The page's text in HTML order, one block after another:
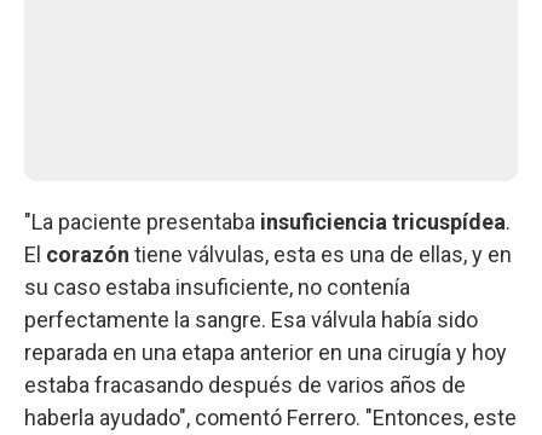
"La paciente presentaba insuficiencia tricuspídea.
El corazón tiene válvulas, esta es una de ellas, y en
su caso estaba insuficiente, no contenía
perfectamente la sangre. Esa válvula había sido
reparada en una etapa anterior en una cirugía y hoy
estaba fracasando después de varios años de
haberla ayudado", comentó Ferrero. "Entonces, este